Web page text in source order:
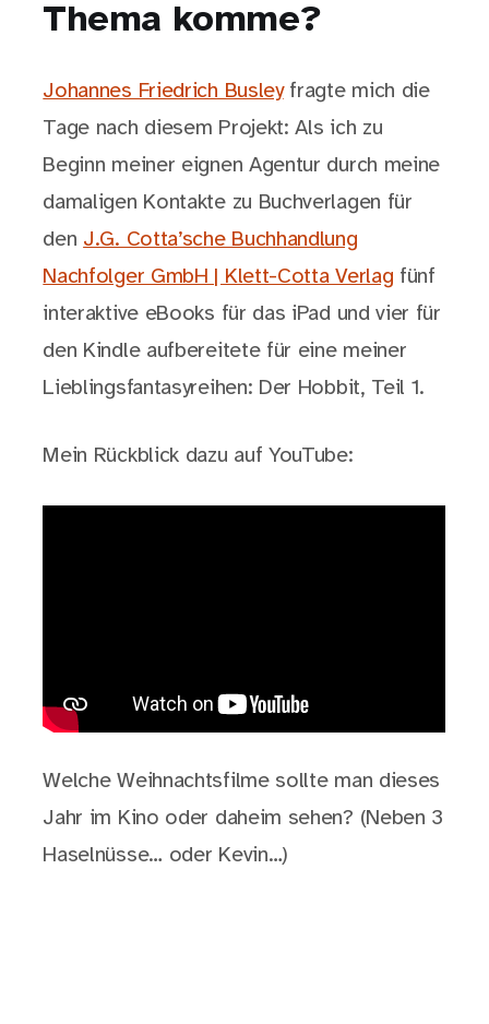
Thema komme?
Johannes Friedrich Busleyfragte mich die
Tage nach diesem Projekt: Als ich zu
Beginn meiner eignen Agentur durch meine
damaligen Kontakte zu Buchverlagen für
den J.G. Cotta’sche Buchhandlung
Nachfolger GmbH | Klett-Cotta Verlag fünf
interaktive eBooks für das iPad und vier für
den Kindle aufbereitete für eine meiner
Lieblingsfantasyreihen: Der Hobbit, Teil 1.
Mein Rückblick dazu auf YouTube:
Welche Weihnachtsfilme sollte man dieses
Jahr im Kino oder daheim sehen? (Neben 3
Haselnüsse… oder Kevin…)